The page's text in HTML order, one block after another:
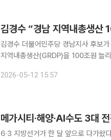
김경수 “경남 지역내총생산
김경수 더불어민주당 경남지사 후보
지역내총생산(GRDP)을 100조원 늘
남 산업대전환 청사진을 공개했다. 브
2026-05-12 15:57
6·3 지방선거가 한 달 앞으로 다가왔